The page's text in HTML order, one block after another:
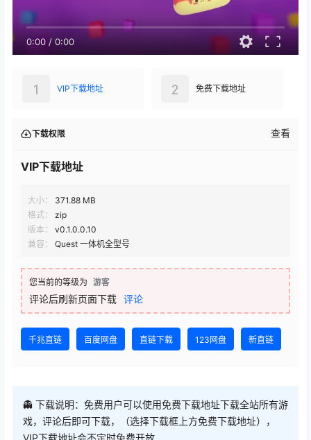
0:00 / 0:00
VIP下载地址
1 免费下载地址
2
下载权限 查看
VIP下载地址
大小：
371.88 MB
格式：
zip
版本：
v0.1.0.0.10
兼容：
Quest 一体机全型号
您当前的等级为 游客
评论后刷新页面下载 评论
千兆直链 百度网盘 直链下载 123网盘 新直链
👻 下载说明：免费用户可以使用免费下载地址下载全站所有游
戏，评论后即可下载，（选择下载框上方免费下载地址），
VIP下载地址会不定时免费开放